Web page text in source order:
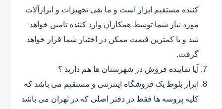
کننده مستقیم ابزار است و ما بقی تجهیزات و ابزارآلات
مورد نیاز شما توسط همکاران وارد کننده تامین خواهد
شد و با کمترین قیمت ممکن در اختیار شما قرار خواهد
گرفت.
آیا نماینده فروش در شهرستان ها هم دارید ؟
ابزار بلوط یک فروشگاه اینترنتی و مستقیم می باشد که
کلیه پروسه ها فقط در دفتر اصلی که در تهران می باشد